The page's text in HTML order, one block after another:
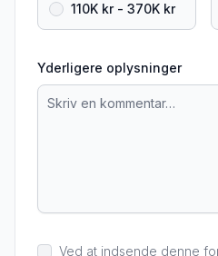
110K kr - 370K kr
Yderligere oplysninger
Ved at indsende denne